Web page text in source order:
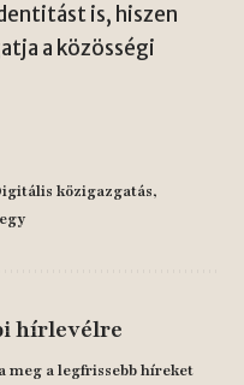
is, hiszen
a közösségi
közigazgatás
hírlevélre
meg a legfrissebb híreket